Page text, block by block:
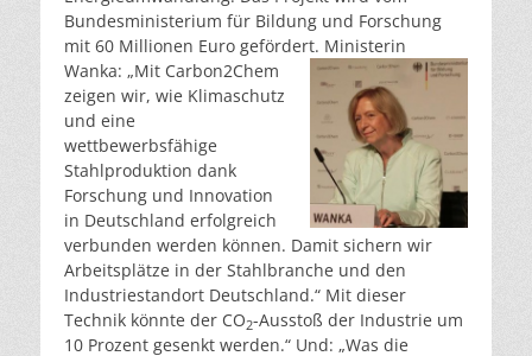
Bundesministerium für Bildung und Forschung
mit 60 Millionen Euro gefördert. Ministerin
Wanka: „Mit Carbon2Chem
zeigen wir, wie Klimaschutz
und eine
wettbewerbsfähige
Stahlproduktion dank
Forschung und Innovation
in Deutschland erfolgreich
verbunden werden können. Damit sichern wir
Arbeitsplätze in der Stahlbranche und den
Industriestandort Deutschland.“ Mit dieser
Technik könnte der CO2-Ausstoß der Industrie um
10 Prozent gesenkt werden.“ Und: „Was die